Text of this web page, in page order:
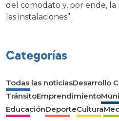
del comodato y, por ende,
las instalaciones”.
Categorías
Todas las noticiasDesarrollo
TránsitoEmprendimiento
EducaciónDeporteCultura